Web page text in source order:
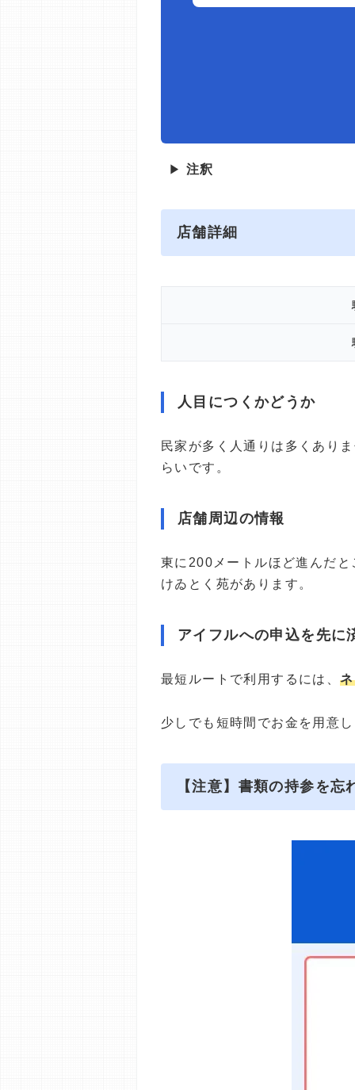
▶ 注釈
店舗詳細
人目につくかどうか
民家が多く人通りは多くあり
らいです。
店舗周辺の情報
東に200メートルほど進んだ
けゐとく苑があります。
アイフルへの申込を先に
最短ルートで利用するには、
少しでも短時間でお金を用意
【注意】書類の持参を忘